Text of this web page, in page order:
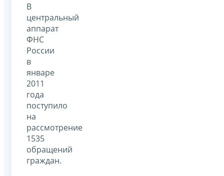
В
центральный
аппарат
ФНС
России
в
январе
2011
года
поступило
на
рассмотрение
1535
обращений
граждан.